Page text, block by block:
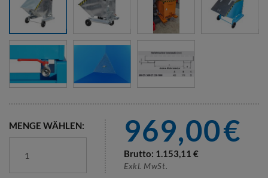
MENGE WÄHLEN: 969,00€
Brutto: 1.153,11 €
Exkl. MwSt.